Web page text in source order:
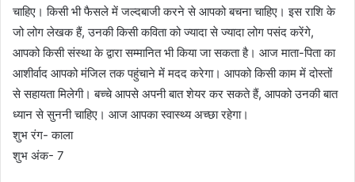
चाहिए। किसी भी फैसले में जल्दबाजी करने से आपको बचना चाहिए। इस राशि के
जो लोग लेखक हैं, उनकी किसी कविता को ज्यादा से ज्यादा लोग पसंद करेंगे,
आपको किसी संस्था के द्वारा सम्मानित भी किया जा सकता है। आज माता-पिता का
आशीर्वाद आपको मंजिल तक पहुंचाने में मदद करेगा। आपको किसी काम में दोस्तों
से सहायता मिलेगी। बच्चे आपसे अपनी बात शेयर कर सकते हैं, आपको उनकी बात
ध्यान से सुननी चाहिए। आज आपका स्वास्थ्य अच्छा रहेगा।
शुभ रंग- काला
शुभ अंक- 7